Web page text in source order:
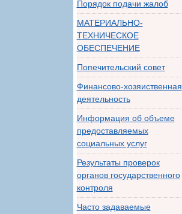
Порядок подачи жалоб
МАТЕРИАЛЬНО-
ТЕХНИЧЕСКОЕ
ОБЕСПЕЧЕНИЕ
Попечительский совет
Финансово-хозяиственная
деятельность
Информация об объеме
предоставляемых
социальных услуг
Результаты проверок
органов государственного
контроля
Часто задаваемые